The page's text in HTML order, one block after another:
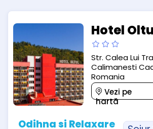
Hotel
Str. Calea Lui
Calimanesti
Romania
Vezi pe
hartă
Odihna si Relaxare